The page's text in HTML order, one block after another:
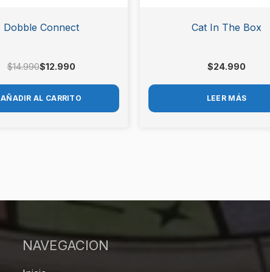
Dobble Connect
$14.990$12.990
AÑADIR AL CARRITO
Cat In The Box
$24.990
LEER MÁS
NAVEGACION